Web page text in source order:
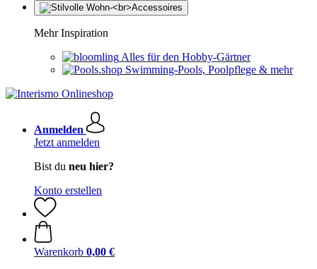
Mehr Inspiration
Alles für den Hobby-Gärtner
Swimming-Pools, Poolpflege & mehr
Anmelden
Jetzt anmelden
Bist du neu hier?
Konto erstellen
Warenkorb 0,00 €